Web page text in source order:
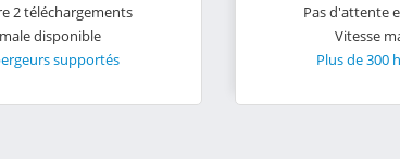
2 téléchargements
disponible
supportés
Pas d'attente
Vitesse
Plus de 300